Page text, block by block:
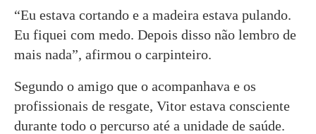
“Eu estava cortando e a madeira estava pulando.
Eu fiquei com medo. Depois disso não lembro de
mais nada”, afirmou o carpinteiro.
Segundo o amigo que o acompanhava e os
profissionais de resgate, Vitor estava consciente
durante todo o percurso até a unidade de saúde.